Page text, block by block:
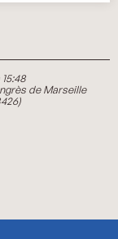
de Marseille
)